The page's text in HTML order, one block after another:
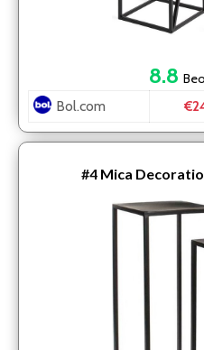
8.8
Bol.com
#4 Mica